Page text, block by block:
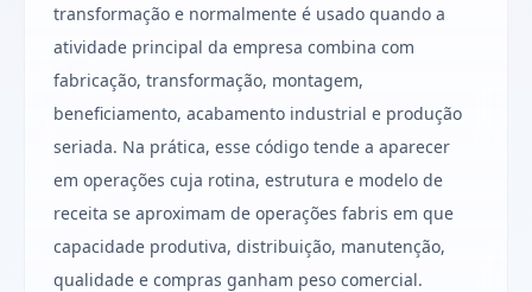
transformação e normalmente é usado quando a
atividade principal da empresa combina com
fabricação, transformação, montagem,
beneficiamento, acabamento industrial e produção
seriada. Na prática, esse código tende a aparecer
em operações cuja rotina, estrutura e modelo de
receita se aproximam de operações fabris em que
capacidade produtiva, distribuição, manutenção,
qualidade e compras ganham peso comercial.